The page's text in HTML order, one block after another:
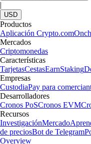
|
USD
Productos
Aplicación Crypto.com
Mercados
Criptomonedas
Características
TarjetasCestasEarnStaking
Empresas
CustodiaPay para
Desarrolladores
Cronos PoSCronos EVM
Recursos
InvestigaciónMercado
de preciosBot de Telegram
Overview